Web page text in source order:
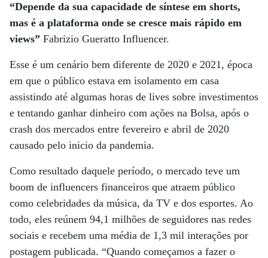
“Depende da sua capacidade de síntese em shorts,
mas é a plataforma onde se cresce mais rápido em
views” Fabrizio Gueratto Influencer.
Esse é um cenário bem diferente de 2020 e 2021, época
em que o público estava em isolamento em casa
assistindo até algumas horas de lives sobre investimentos
e tentando ganhar dinheiro com ações na Bolsa, após o
crash dos mercados entre fevereiro e abril de 2020
causado pelo inicio da pandemia.
Como resultado daquele período, o mercado teve um
boom de influencers financeiros que atraem público
como celebridades da música, da TV e dos esportes. Ao
todo, eles reúnem 94,1 milhões de seguidores nas redes
sociais e recebem uma média de 1,3 mil interações por
postagem publicada. “Quando começamos a fazer o